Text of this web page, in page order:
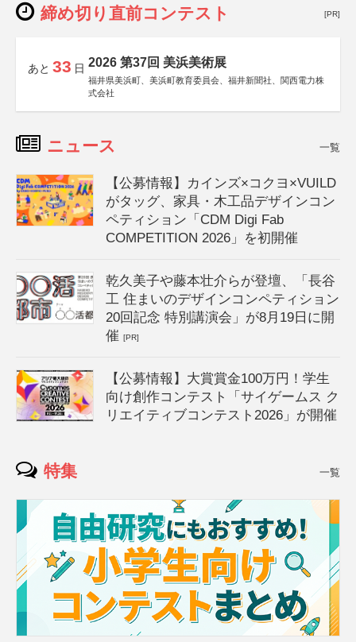
締め切り直前コンテスト [PR]
あと 33 日 2026 第37回 美浜美術展
福井県美浜町、美浜町教育委員会、福井新聞社、関西電力株
式会社
ニュース 一覧
【公募情報】カインズ×コクヨ×VUILD
がタッグ、家具・木工品デザインコン
ペティション「CDM Digi Fab
COMPETITION 2026」を初開催
乾久美子や藤本壮介らが登壇、「長谷
工 住まいのデザインコンペティション
20回記念 特別講演会」が8月19日に開
催[PR]
【公募情報】大賞賞金100万円！学生
向け創作コンテスト「サイゲームス ク
リエイティブコンテスト2026」が開催
特集 一覧